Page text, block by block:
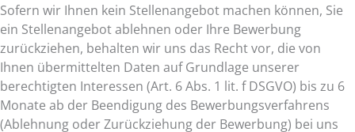
Sofern wir Ihnen kein Stellenangebot machen können, Sie
ein Stellenangebot ablehnen oder Ihre Bewerbung
zurückziehen, behalten wir uns das Recht vor, die von
Ihnen übermittelten Daten auf Grundlage unserer
berechtigten Interessen (Art. 6 Abs. 1 lit. f DSGVO) bis zu 6
Monate ab der Beendigung des Bewerbungsverfahrens
(Ablehnung oder Zurückziehung der Bewerbung) bei uns